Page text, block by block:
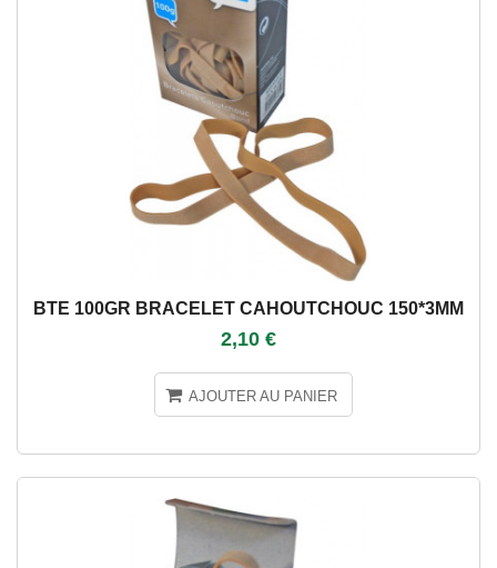
BTE 100GR BRACELET CAHOUTCHOUC 150*3MM
2,10 €
AJOUTER AU PANIER